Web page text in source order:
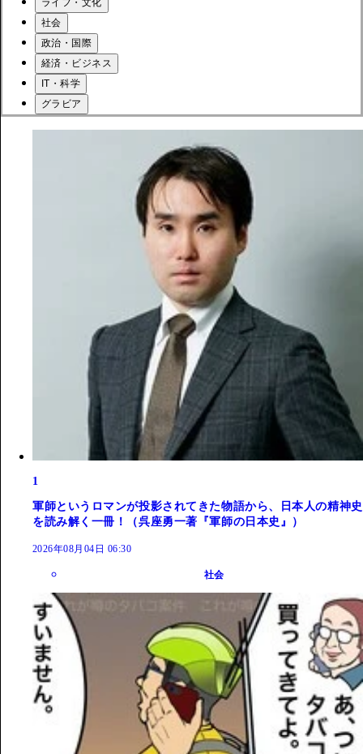
社会
政治・国際
経済・ビジネス
IT・科学
グラビア
1
軍師というロマンが投影されてきた物語から、日本人の精神史
を読み解く一冊！（呉座勇一著『軍師の日本史』）
2026年08月04日 06:30
社会